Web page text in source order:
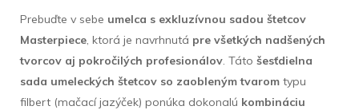
Prebuďte v sebe umelca s exkluzívnou sadou štetcov
Masterpiece, ktorá je navrhnutá pre všetkých nadšených
tvorcov aj pokročilých profesionálov. Táto šesťdielna
sada umeleckých štetcov so zaobleným tvarom typu
filbert (mačací jazýček) ponúka dokonalú kombináciu